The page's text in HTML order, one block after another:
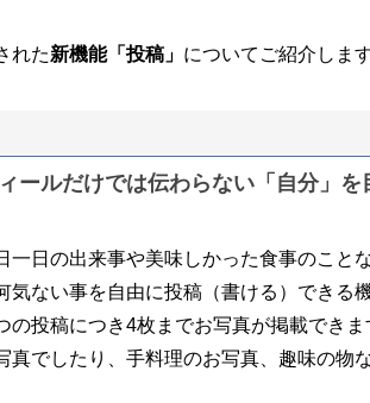
れた新機能「投稿」 についてご紹介します
ールだけでは伝わらない「自分」を
一日の出来事や美味しかった食事のこと
ない事を自由に投稿（書ける）できる機
の投稿につき4枚までお写真が掲載でき
真でしたり、手料理のお写真、趣味の物